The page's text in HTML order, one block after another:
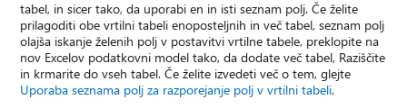
tabel, in sicer tako, da uporabi en in isti seznam polj. Če želite
prilagoditi obe vrtilni tabeli enoposteljnih in več tabel, seznam polj
olajša iskanje želenih polj v postavitvi vrtilne tabele, preklopite na
nov Excelov podatkovni model tako, da dodate več tabel, Raziščite
in krmarite do vseh tabel. Če želite izvedeti več o tem, glejte
Uporaba seznama polj za razporejanje polj v vrtilni tabeli.